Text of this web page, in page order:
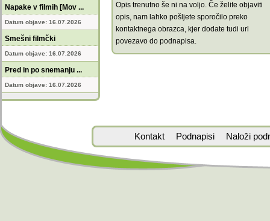
Napake v filmih [Mov ...
Datum objave: 16.07.2026
Smešni filmčki
Datum objave: 16.07.2026
Pred in po snemanju ...
Datum objave: 16.07.2026
Opis trenutno še ni na voljo. Če želite objaviti
opis, nam lahko pošljete sporočilo preko
kontaktnega obrazca, kjer dodate tudi url
povezavo do podnapisa.
Kontakt Podnapisi Naloži